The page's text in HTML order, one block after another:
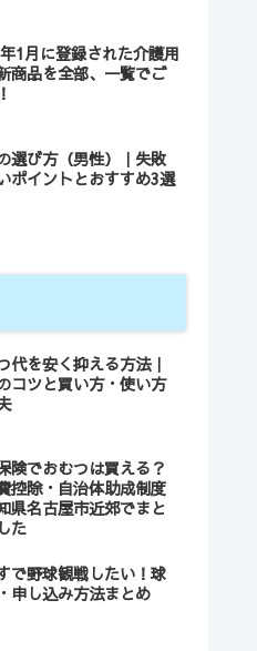
1月に登録された介護用
商品を全部、一覧でご
選び方（男性）｜失敗
ポイントとおすすめ3選
代を安く抑える方法｜
コツと買い方・使い方
険でおむつは買える？
控除・自治体助成制度
県名古屋市近郊でまと
た
で野球観戦したい！球
申し込み方法まとめ